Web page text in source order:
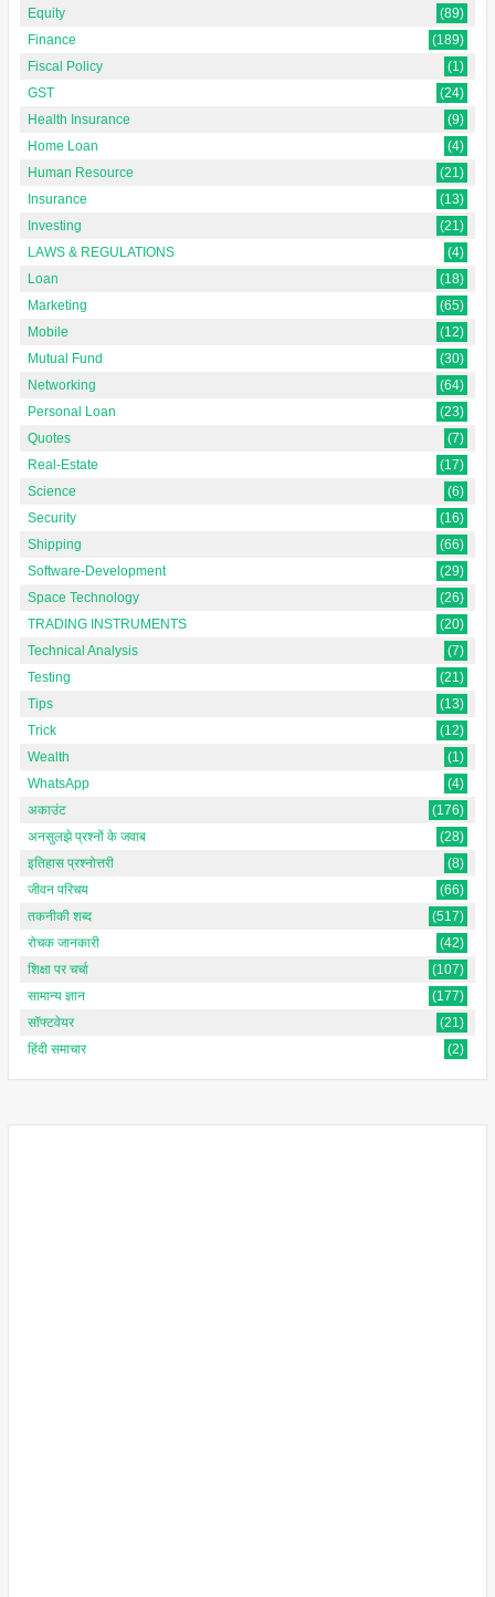
Equity
(89)
Finance
(189)
Fiscal Policy
(1)
GST
(24)
Health Insurance
(9)
Home Loan
(4)
Human Resource
(21)
Insurance
(13)
Investing
(21)
LAWS & REGULATIONS
(4)
Loan
(18)
Marketing
(65)
Mobile
(12)
Mutual Fund
(30)
Networking
(64)
Personal Loan
(23)
Quotes
(7)
Real-Estate
(17)
Science
(6)
Security
(16)
Shipping
(66)
Software-Development
(29)
Space Technology
(26)
TRADING INSTRUMENTS
(20)
Technical Analysis
(7)
Testing
(21)
Tips
(13)
Trick
(12)
Wealth
(1)
WhatsApp
(4)
अकाउंट
(176)
अनसुलझे प्रश्नों के जवाब
(28)
इतिहास प्रश्नोत्तरी
(8)
जीवन परिचय
(66)
तकनीकी शब्द
(517)
रोचक जानकारी
(42)
शिक्षा पर चर्चा
(107)
सामान्य ज्ञान
(177)
सॉफ्टवेयर
(21)
हिंदी समाचार
(2)